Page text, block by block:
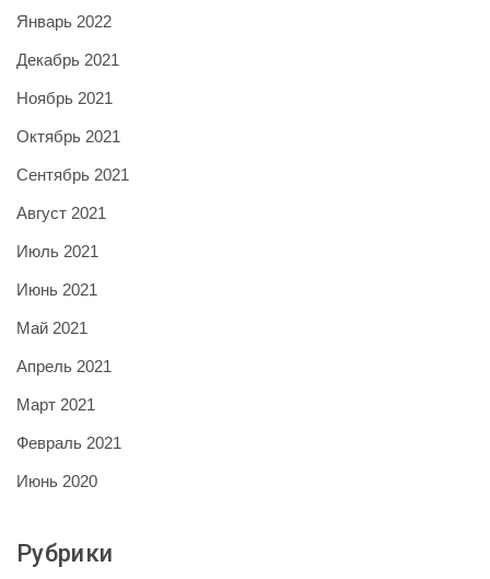
Январь 2022
Декабрь 2021
Ноябрь 2021
Октябрь 2021
Сентябрь 2021
Август 2021
Июль 2021
Июнь 2021
Май 2021
Апрель 2021
Март 2021
Февраль 2021
Июнь 2020
Рубрики